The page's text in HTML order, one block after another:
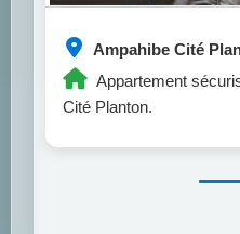
Ampahibe Cité
Appartement
Cité Planton.